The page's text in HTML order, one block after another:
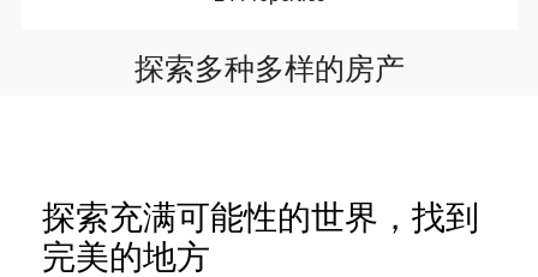
探索多种多样的房产
探索充满可能性的世界，找到
完美的地方